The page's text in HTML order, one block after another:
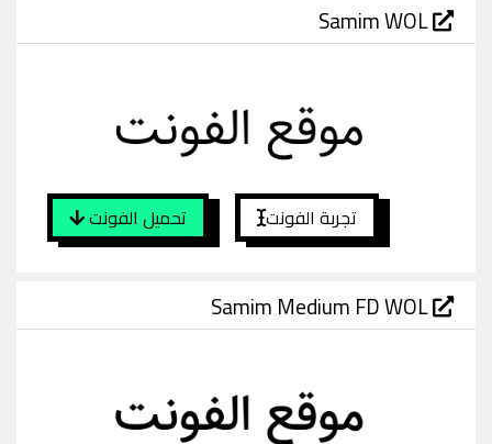
Samim WOL
تحميل الفونت تجربة الفونت
Samim Medium FD WOL